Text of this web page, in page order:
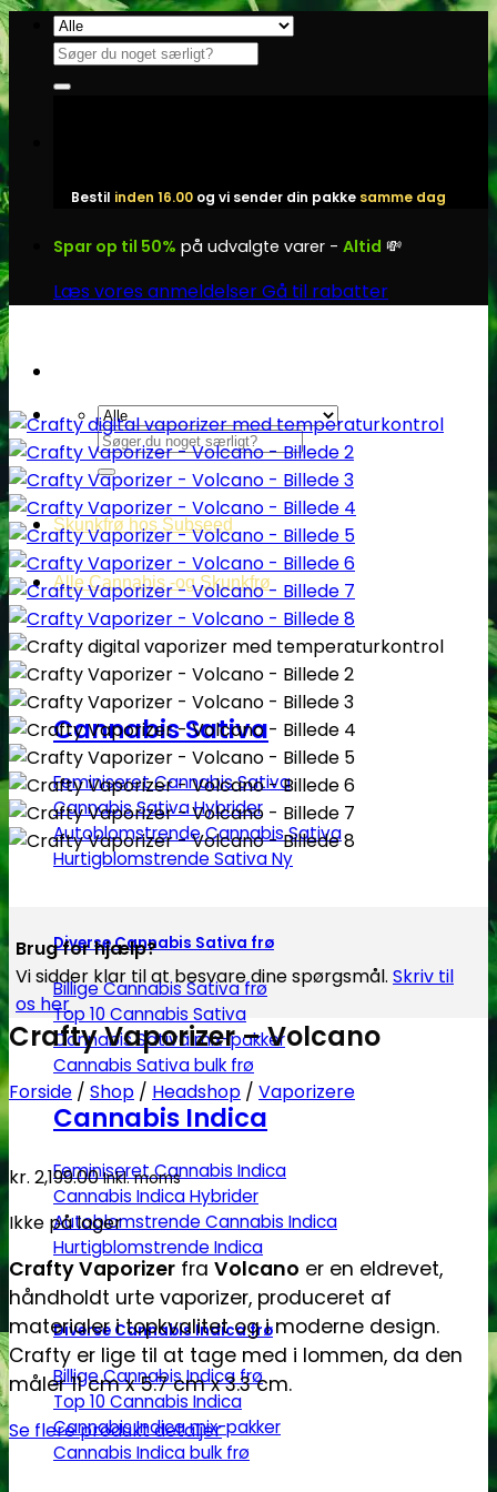
Fortsæt
indhold
Søg
efter:
Bestil inden 16.00 og vi sender din pakke samme dag
Spar op til 50% på udvalgte varer - Altid 💸
Læs vores anmeldelserGå til rabatter
Søg
efter:
Skunkfrø hos Subseed
Alle Cannabis -og Skunkfrø
Cannabis Sativa
Feminiseret Cannabis Sativa
Cannabis Sativa Hybrider
Autoblomstrende Cannabis Sativa
Hurtigblomstrende Sativa
Diverse Cannabis Sativa frø
Billige Cannabis Sativa frø
Top 10 Cannabis Sativa
Cannabis Sativa mix-pakker
Cannabis Sativa bulk frø
Cannabis Indica
Feminiseret Cannabis Indica
Cannabis Indica Hybrider
Autoblomstrende Cannabis Indica
Hurtigblomstrende Indica
Diverse Cannabis Indica frø
Billige Cannabis Indica frø
Top 10 Cannabis Indica
Cannabis Indica mix-pakker
Cannabis Indica bulk frø
Brug for hjælp?
Vi sidder klar til at besvare dine spørgsmål. Skriv til
os her
Crafty Vaporizer – Volcano
Forside / Shop / Headshop / Vaporizere
kr. 2,199.00 Inkl. moms
Ikke på lager
Crafty Vaporizer fra Volcano er en eldrevet,
håndholdt urte vaporizer, produceret af
materialer i topkvalitet og i moderne design.
Crafty er lige til at tage med i lommen, da den
måler 11 cm x 5.7 cm x 3.3 cm.
Se flere produkt detaljer